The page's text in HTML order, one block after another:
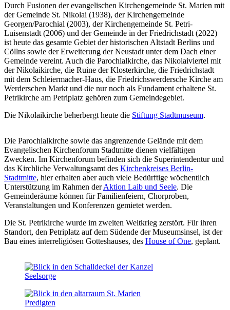
Durch Fusionen der evangelischen Kirchengemeinde St. Marien mit
der Gemeinde St. Nikolai (1938), der Kirchengemeinde
Georgen/Parochial (2003), der Kirchengemeinde St. Petri-
Luisenstadt (2006) und der Gemeinde in der Friedrichstadt (2022)
ist heute das gesamte Gebiet der historischen Altstadt Berlins und
Cöllns sowie der Erweiterung der Neustadt unter dem Dach einer
Gemeinde vereint. Auch die Parochialkirche, das Nikolaiviertel mit
der Nikolaikirche, die Ruine der Klosterkirche, die Friedrichstadt
mit dem Schleiermacher-Haus, die Friedrichswerdersche Kirche am
Werderschen Markt und die nur noch als Fundament erhaltene St.
Petrikirche am Petriplatz gehören zum Gemeindegebiet.
Die Nikolaikirche beherbergt heute die Stiftung Stadtmuseum.
Die Parochialkirche sowie das angrenzende Gelände mit dem
Evangelischen Kirchenforum Stadtmitte dienen vielfältigen
Zwecken. Im Kirchenforum befinden sich die Superintendentur und
das Kirchliche Verwaltungsamt des Kirchenkreises Berlin-
Stadtmitte, hier erhalten aber auch viele Bedürftige wöchentlich
Unterstützung im Rahmen derAktion Laib und Seele. Die
Gemeinderäume können für Familienfeiern, Chorproben,
Veranstaltungen und Konferenzen gemietet werden.
Die St. Petrikirche wurde im zweiten Weltkrieg zerstört. Für ihren
Standort, den Petriplatz auf dem Südende der Museumsinsel, ist der
Bau eines interreligiösen Gotteshauses, des House of One, geplant.
Seelsorge
Predigten